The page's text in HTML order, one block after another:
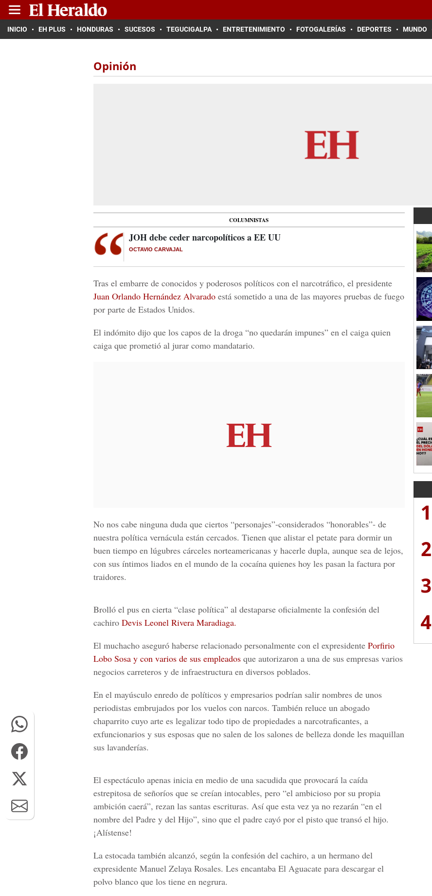
INICIO EH PLUS HONDURAS SUCESOS TEGUCIGALPA ENTRETENIMIENTO FOTOGALERÍAS DEPORTES MUNDO
Opinión
COLUMNISTAS
JOH debe ceder narcopolíticos a EE UU
OCTAVIO CARVAJAL
Tras el embarre de conocidos y poderosos políticos con el narcotráfico, el presidente
Juan Orlando Hernández Alvarado está sometido a una de las mayores pruebas de fuego
por parte de Estados Unidos.
El indómito dijo que los capos de la droga “no quedarán impunes” en el caiga quien
caiga que prometió al jurar como mandatario.
No nos cabe ninguna duda que ciertos “personajes”-considerados “honorables”- de
nuestra política vernácula están cercados. Tienen que alistar el petate para dormir un
buen tiempo en lúgubres cárceles norteamericanas y hacerle dupla, aunque sea de lejos,
con sus íntimos liados en el mundo de la cocaína quienes hoy les pasan la factura por
traidores.
Brolló el pus en cierta “clase política” al destaparse oficialmente la confesión del
cachiro Devis Leonel Rivera Maradiaga.
El muchacho aseguró haberse relacionado personalmente con el expresidente Porfirio
Lobo Sosa y con varios de sus empleados que autorizaron a una de sus empresas varios
negocios carreteros y de infraestructura en diversos poblados.
En el mayúsculo enredo de políticos y empresarios podrían salir nombres de unos
periodistas embrujados por los vuelos con narcos. También reluce un abogado
chaparrito cuyo arte es legalizar todo tipo de propiedades a narcotraficantes, a
exfuncionarios y sus esposas que no salen de los salones de belleza donde les maquillan
sus lavanderías.
El espectáculo apenas inicia en medio de una sacudida que provocará la caída
estrepitosa de señoríos que se creían intocables, pero “el ambicioso por su propia
ambición caerá”, rezan las santas escrituras. Así que esta vez ya no rezarán “en el
nombre del Padre y del Hijo”, sino que el padre cayó por el pisto que transó el hijo.
¡Alístense!
La estocada también alcanzó, según la confesión del cachiro, a un hermano del
expresidente Manuel Zelaya Rosales. Les encantaba El Aguacate para descargar el
polvo blanco que los tiene en negrura.
1
2
3
4